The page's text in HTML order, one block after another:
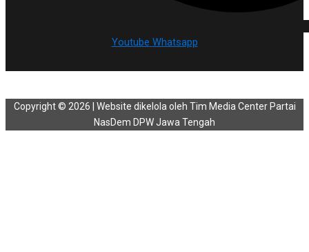
Youtube Whatsapp
Copyright © 2026 | Website dikelola oleh Tim Media Center Partai
NasDem DPW Jawa Tengah